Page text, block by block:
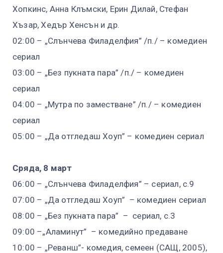
Хопкинс, Анна Клъмски, Ерин Дилай, Стефан
Хъзар, Хедър Хенсън и др.
02:00 – „Слънчева Филаделфия” /п./ – комедиен
сериал
03:00 – „Без пукната пара” /п./ – комедиен
сериал
04:00 – „Мутра по заместване” /п./ – комедиен
сериал
05:00 – „Да отгледаш Хоуп” – комедиен сериал
Сряда, 8 март
06:00 – „Слънчева Филаделфия” – сериал, с.9
07:00 – „Да отгледаш Хоуп” – комедиен сериал
08:00 – „Без пукната пара” – сериал, с.3
09:00 –„Аламинут” – комедийно предаване
10:00 – „Реванш”- комедия, семеен (САЩ, 2005),